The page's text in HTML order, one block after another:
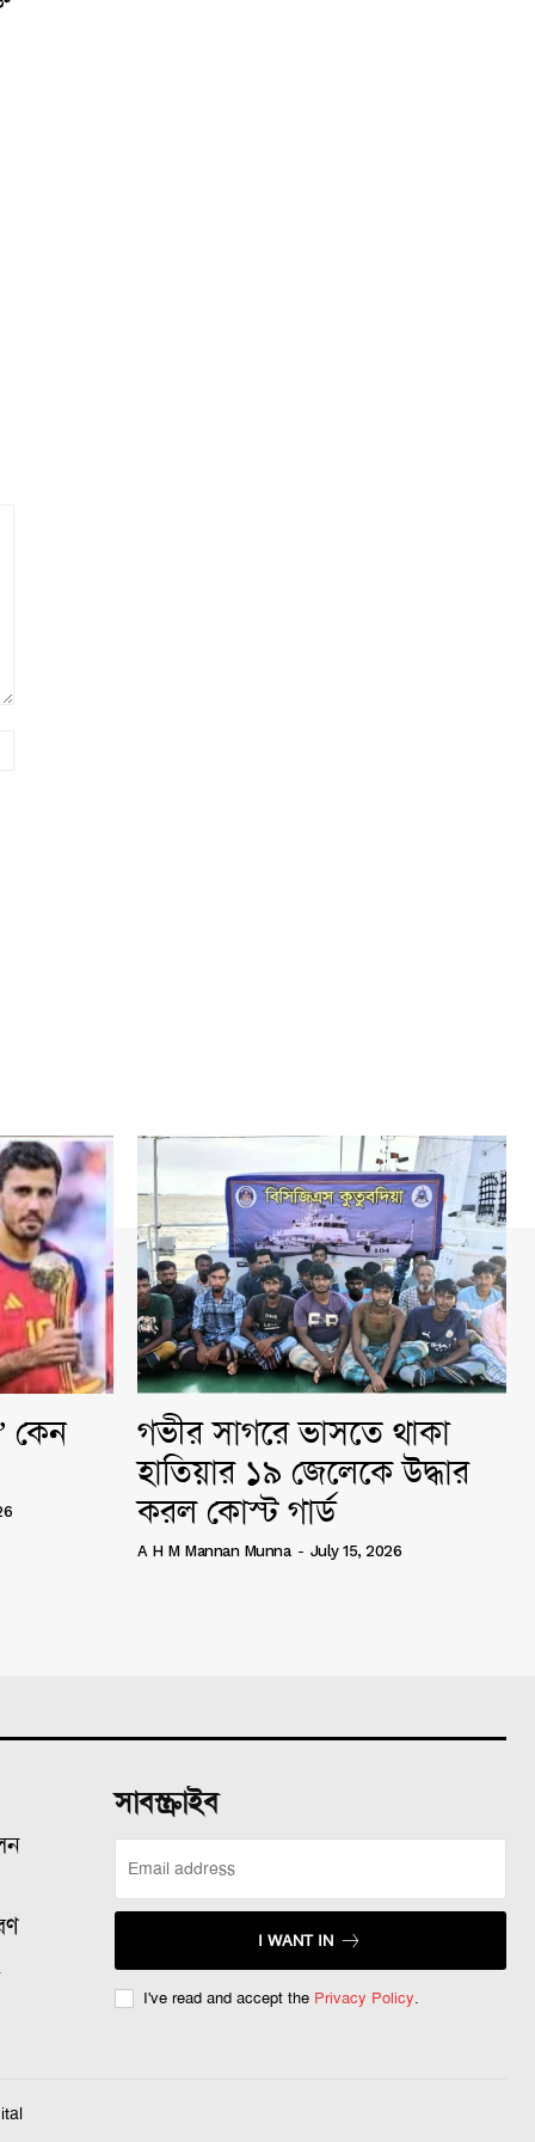
কেন
গভীর সাগরে ভাসতে থাকা
হাতিয়ার ১৯ জেলেকে উদ্ধার
করল কোস্ট গার্ড
A H M Mannan Munna - July 15, 2026
সাবস্ক্রাইব
I WANT IN
I've read and accept the Privacy Policy.